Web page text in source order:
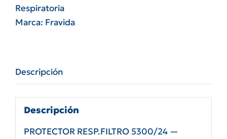
-
fravida
Respiratoria
Marca: Fravida
Descripción
Descripción
PROTECTOR RESP.FILTRO 5300/24 —